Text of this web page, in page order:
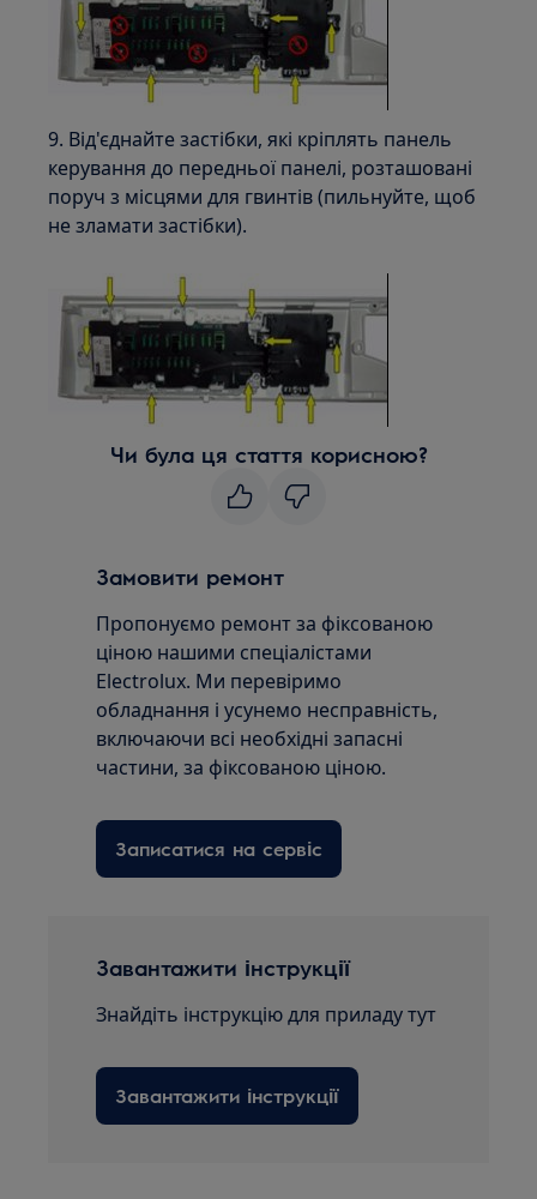
9. Від'єднайте застібки, які кріплять панель
керування до передньої панелі, розташовані
поруч з місцями для гвинтів (пильнуйте, щоб
не зламати застібки).
Чи була ця стаття корисною?
Замовити ремонт
Пропонуємо ремонт за фіксованою
ціною нашими спеціалістами
Electrolux. Ми перевіримо
обладнання і усунемо несправність,
включаючи всі необхідні запасні
частини, за фіксованою ціною.
Записатися на сервіс
Завантажити інструкції
Знайдіть інструкцію для приладу тут
Завантажити інструкції